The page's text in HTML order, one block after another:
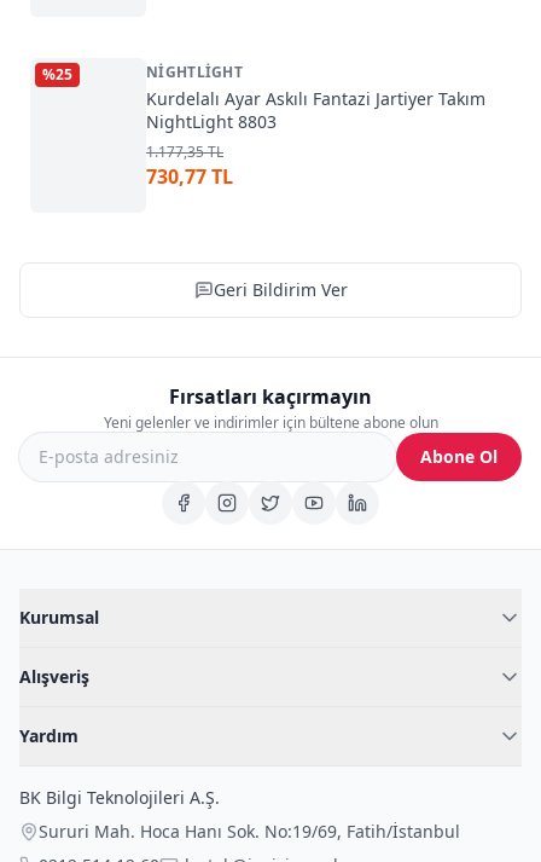
%25 NIGHTLIGHT
Kurdelalı Ayar Askılı Fantazi Jartiyer Takım
NightLight 8803
1.177,35 TL
730,77 TL
Geri Bildirim Ver
Fırsatları kaçırmayın
Yeni gelenler ve indirimler için bültene abone olun
Abone Ol
Kurumsal
Blog
İç Giyim Rehberi
Alışveriş
Fantazi İç Giyim
Çocuk İç Giyim
Yardım
İade Politikası
BK Bilgi Teknolojileri A.Ş.
Sururi Mah. Hoca Hanı Sok. No:19/69, Fatih/İstanbul